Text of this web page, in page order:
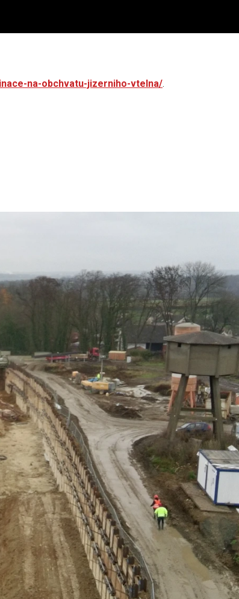
na-obchvatu-jizerniho-vtelna/.